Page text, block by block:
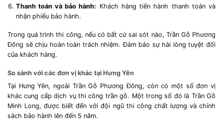
Thanh toán và bảo hành: Khách hàng tiến hành thanh toán và
nhận phiếu bảo hành.
Trong quá trình thi công, nếu có bất cứ sai sót nào, Trần Gỗ Phương
Đông sẽ chịu hoàn toàn trách nhiệm. Đảm bảo sự hài lòng tuyệt đối
của khách hàng.
So sánh với các đơn vị khác tại Hưng Yên
Tại Hưng Yên, ngoài Trần Gỗ Phương Đông, còn có một số đơn vị
khác cung cấp dịch vụ thi công trần gỗ. Một trong số đó là Trần Gỗ
Minh Long, được biết đến với đội ngũ thi công chất lượng và chính
sách bảo hành lên đến 5 năm.